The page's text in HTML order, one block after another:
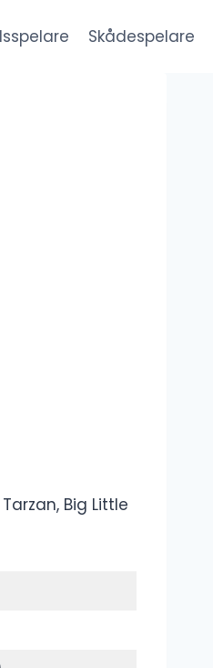
Skådespelare
Big Little